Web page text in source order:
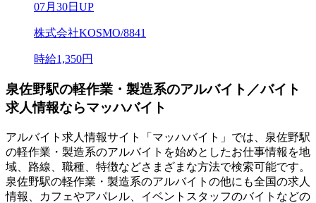
07月30日UP
株式会社KOSMO/8841
時給1,350円
泉佐野駅の軽作業・製造系のアルバイト／バイト
求人情報ならマッハバイト
アルバイト求人情報サイト「マッハバイト」では、泉佐野駅
の軽作業・製造系のアルバイトを始めとしたお仕事情報を地
域、路線、職種、特徴などさまざまな方法で検索可能です。
泉佐野駅の軽作業・製造系のアルバイトの他にも全国の求人
情報、カフェやアパレル、イベントスタッフのバイトなどの